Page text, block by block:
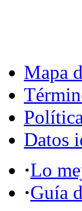
Mapa
Datos
·Lo
·Guía